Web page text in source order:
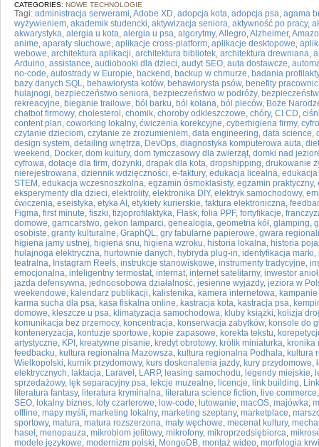
CATEGORIES: NOWE TECHNOLOGIE
Tagi: administracja serwerami,Adobe XD, adopcja kota, adopcja psa, agama
wyżywieniem, akademik studencki, aktywizacja seniora, aktywność po pracy,
akwarystyka, alergia u kota, alergia u psa, algorytmy,Allegro,Alzheimer,
anime, aparaty słuchowe, aplikacje cross-platform, aplikacje desktopowe,
webowe, architektura aplikacji, architektura bibliotek, architektura drewniana,
Arduino, assistance, audiobooki dla dzieci, audyt SEO, auta dostawcze,
no-code, autostrady w Europie, backend , backup w chmurze, badania
bazy danych SQL, behawiorysta kotów, behawiorysta psów, benefity
hulajnogi, bezpieczeństwo seniora, bezpieczeństwo w podróży,
rekreacyjne, bieganie trailowe, ból barku, ból kolana, ból pleców, Boże
chatbot firmowy, cholesterol , chomik, choroby odkleszczowe, chóry, CI CD,
content plan, coworking lokalny, ćwiczenia korekcyjne, cyberhigiena firmy,
czytanie dzieciom, czytanie ze zrozumieniem, data engineering, data science,
design system, detailing wnętrza, DevOps, diagnostyka komputerowa auta,
weekend , Docker, dom kultury, dom tymczasowy dla zwierząt, domki nad
cyfrowa, dotacje dla firm, dożynki, drapak dla kota, dropshipping, drukowanie
nierejestrowana, dziennik wdzięczności, e-faktury, edukacja licealna,
STEM , edukacja wczesnoszkolna, egzamin ósmoklasisty, egzamin praktyczny,
eksperymenty dla dzieci, elektrolity, elektronika DIY, elektryk samochodowy,
ćwiczenia, eseistyka, etyka AI , etykiety kurierskie, faktura elektroniczna,
Figma, first minute, fiszki, fizjoprofilaktyka, Flask, folia PPF, fortyfikacje,
domowe, garncarstwo, gekon lamparci, genealogia, geometria kół, glamping,
osobiste, granty kulturalne, GraphQL, gry fabularne papierowe, gwara
higiena jamy ustnej, higiena snu, higiena wzroku, historia lokalna, historia
hulajnoga elektryczna, hurtownie danych, hybryda plug-in, identyfikacja marki,
teatralna, Instagram Reels, instrukcje stanowiskowe, instrumenty tradycyjne,
emocjonalna, inteligentny termostat, internat, internet satelitarny, inwestor anioł
jazda defensywna, jednoosobowa działalność, jesienne wyjazdy, jeziora w
weekendowe, kalendarz publikacji, kalistenika, kamera internetowa,
karma sucha dla psa, kasa fiskalna online, kastracja kota, kastracja psa,
domowe, kleszcze u psa, klimatyzacja samochodowa, kluby książki, kolizja
komunikacja bez przemocy, koncentracja, konserwacja zabytków, konsole do
konteneryzacja, kontuzje sportowe, kopie zapasowe, korekta tekstu,
artystyczne, KPI , kreatywne pisanie, kredyt obrotowy, królik miniaturka, kronika
feedbacku, kultura regionalna Mazowsza, kultura regionalna Podhala, kultura
Wielkopolski, kurnik przydomowy, kurs doskonalenia jazdy, kury przydomowe,
elektrycznych, laktacja, Laravel , LARP, leasing samochodu, legendy miejskie,
sprzedażowy, lęk separacyjny psa, lekcje muzealne, licencje, link building,
literatura fantasy, literatura kryminalna, literatura science fiction, live commerce
SEO, lokalny biznes, loty czarterowe, low-code, lutowanie, macOS, majówka,
offline, mapy myśli, marketing lokalny, marketing szeptany, marketplace,
sportowy, matura, matura rozszerzona, maty węchowe, mecenat kultury,
haseł, menopauza, mikrobiom jelitowy, mikrofony, mikroprzedsiębiorca,
modele językowe, modernizm polski, MongoDB, montaż wideo, morfologia krwi